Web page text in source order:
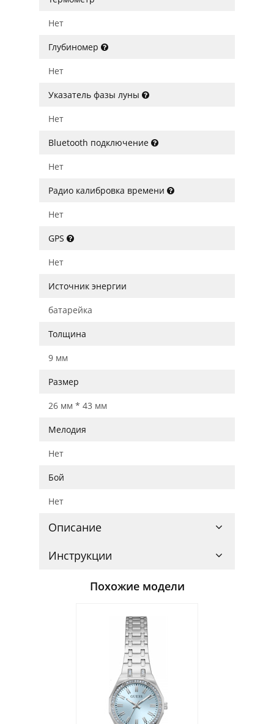
Нет
Глубиномер
Нет
Указатель фазы луны
Нет
Bluetooth подключение
Нет
Радио калибровка времени
Нет
GPS
Нет
Источник энергии
батарейка
Толщина
9 мм
Размер
26 мм * 43 мм
Мелодия
Нет
Бой
Нет
Описание
Инструкции
Похожие модели